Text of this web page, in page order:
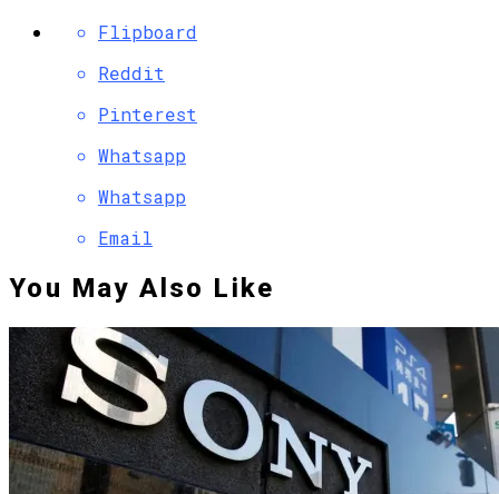
Flipboard
Reddit
Pinterest
Whatsapp
Whatsapp
Email
You May Also Like